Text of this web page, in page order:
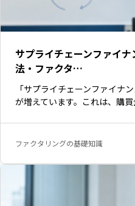
サプライチェーンファイ
法・ファクタ…
「サプライチェーンファイナ
が増えています。これは、購
ファクタリングの基礎知識